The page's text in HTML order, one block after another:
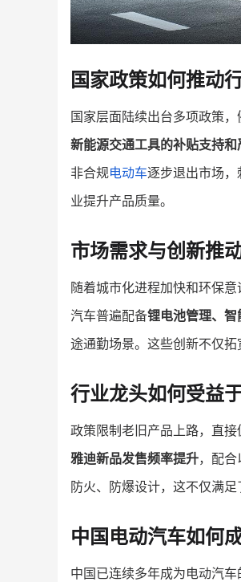
国家政策如何推动
国家层面陆续出台多项政策，
新能源交通工具的补贴支持
非合规电动车逐步退出市场，
业提升产品质量。
市场需求与创新推
随着城市化进程加快和环保意
汽车普遍配备锂电池管理、
途通勤场景。这些创新不仅
行业龙头如何受益
政策限制老旧产品上路，直接
雅迪新品发售频率提升，配
防火、防爆设计，这不仅满
中国电动汽车如何
中国已连续多年成为电动汽车